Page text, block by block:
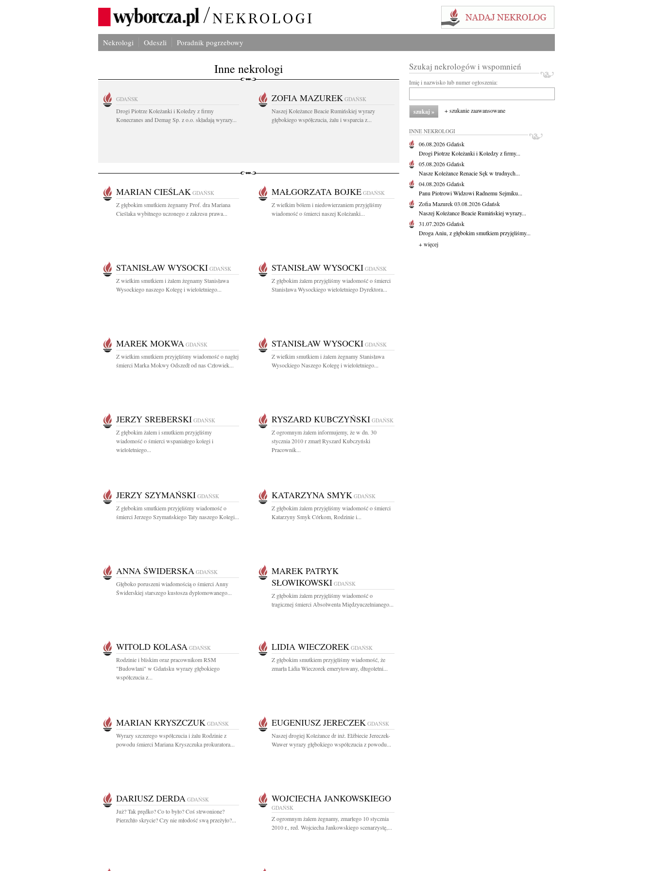
Nekrologi Odeszli Poradnik pogrzebowy
Inne nekrologi
GDAŃSK
Drogi Piotrze Koleżanki i Koledzy z firmy
Konecranes and Demag Sp. z o.o. składają wyrazy...
ZOFIA MAZUREK GDAŃSK
Naszej Koleżance Beacie Rumińskiej wyrazy
głębokiego współczucia, żalu i wsparcia z...
MARIAN CIEŚLAK GDAŃSK
Z głębokim smutkiem żegnamy Prof. dra Mariana
Cieślaka wybitnego uczonego z zakresu prawa...
MAŁGORZATA BOJKE GDAŃSK
Z wielkim bólem i niedowierzaniem przyjęliśmy
wiadomość o śmierci naszej Koleżanki...
STANISŁAW WYSOCKI GDAŃSK
Z wielkim smutkiem i żalem żegnamy Stanisława
Wysockiego naszego Kolegę i wieloletniego...
STANISŁAW WYSOCKI GDAŃSK
Z głębokim żalem przyjęliśmy wiadomość o śmierci
Stanisława Wysockiego wieloletniego Dyrektora...
MAREK MOKWA GDAŃSK
Z wielkim smutkiem przyjęliśmy wiadomość o nagłej
śmierci Marka Mokwy Odszedł od nas Człowiek...
STANISŁAW WYSOCKI GDAŃSK
Z wielkim smutkiem i żalem żegnamy Stanisława
Wysockiego Naszego Kolegę i wieloletniego...
JERZY SREBERSKI GDAŃSK
Z głębokim żalem i smutkiem przyjęliśmy
wiadomość o śmierci wspaniałego kolegi i
wieloletniego...
RYSZARD KUBCZYŃSKI GDAŃSK
Z ogromnym żalem informujemy, że w dn. 30
stycznia 2010 r zmarł Ryszard Kubczyński
Pracownik...
JERZY SZYMAŃSKI GDAŃSK
Z głebokim smutkiem przyjęliśmy wiadomość o
śmierci Jerzego Szymańskiego Taty naszego Kolegi...
KATARZYNA SMYK GDAŃSK
Z głębokim żalem przyjęliśmy wiadomość o śmierci
Katarzyny Smyk Córkom, Rodzinie i...
ANNA ŚWIDERSKA GDAŃSK
Głęboko poruszeni wiadomością o śmierci Anny
Świderskiej starszego kustosza dyplomowanego...
MAREK PATRYK
SŁOWIKOWSKI GDAŃSK
Z głębokim żalem przyjęliśmy wiadomość o
tragicznej śmierci Absolwenta Międzyuczelnianego...
WITOLD KOLASA GDAŃSK
Rodzinie i bliskim oraz pracownikom RSM
"Budowlani" w Gdańsku wyrazy głębokiego
współczucia z...
LIDIA WIECZOREK GDAŃSK
Z głębokim smutkiem przyjęliśmy wiadomość, że
zmarła Lidia Wieczorek emerytowany, długoletni...
MARIAN KRYSZCZUK GDAŃSK
Wyrazy szczerego współczucia i żalu Rodzinie z
powodu śmierci Mariana Kryszczuka prokuratora...
EUGENIUSZ JERECZEK GDAŃSK
Naszej drogiej Koleżance dr inż. Elżbiecie Jereczek-
Wawer wyrazy głębokiego współczucia z powodu...
DARIUSZ DERDA GDAŃSK
Już? Tak prędko? Co to było? Coś strwonione?
Pierzchło skrycie? Czy nie młodość swą przeżyło?...
WOJCIECHA JANKOWSKIEGO
GDAŃSK
Z ogromnym żalem żegnamy, zmarłego 10 stycznia
2010 r., red. Wojciecha Jankowskiego scenarzystę,...
Szukaj nekrologów i wspomnień
Imię i nazwisko lub numer ogłoszenia:
+ szukanie zaawansowane
INNE NEKROLOGI
06.08.2026Gdańsk
Drogi Piotrze Koleżanki i Koledzy z firmy...
05.08.2026Gdańsk
Nasze Koleżance Renacie Sęk w trudnych...
04.08.2026Gdańsk
Panu Piotrowi Widzowi Radnemu Sejmiku...
Zofia Mazurek03.08.2026Gdańsk
Naszej Koleżance Beacie Rumińskiej wyrazy...
31.07.2026Gdańsk
Droga Aniu, z głębokim smutkiem przyjęliśmy...
+ więcej